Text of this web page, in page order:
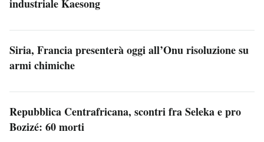
industriale Kaesong
Siria, Francia presenterà oggi all’Onu risoluzione su
armi chimiche
Repubblica Centrafricana, scontri fra Seleka e pro
Bozizé: 60 morti